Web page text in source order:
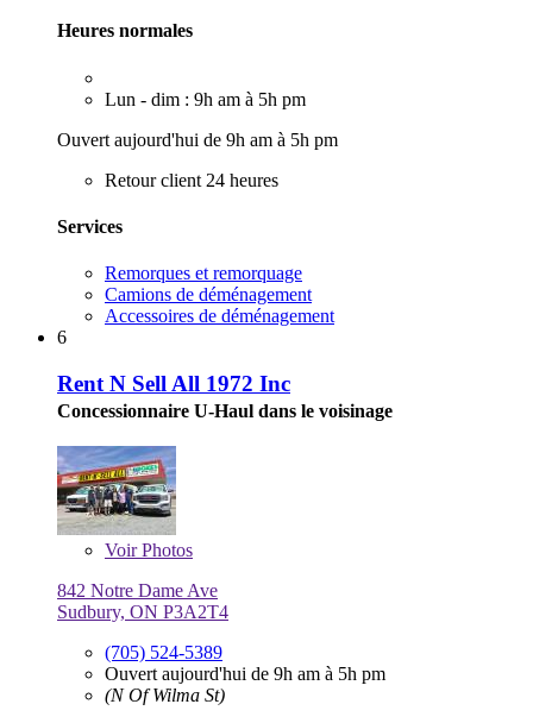
Heures normales
Lun - dim : 9h am à 5h pm
Ouvert aujourd'hui de 9h am à 5h pm
Retour client 24 heures
Services
Remorques et remorquage
Camions de déménagement
Accessoires de déménagement
6
Rent N Sell All 1972 Inc
Concessionnaire U-Haul dans le voisinage
VoirPhotos
842 Notre Dame Ave
Sudbury, ON P3A2T4
(705) 524-5389
Ouvert aujourd'hui de 9h am à 5h pm
(N Of Wilma St)